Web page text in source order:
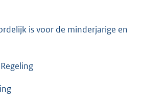
is voor de minderjarige en